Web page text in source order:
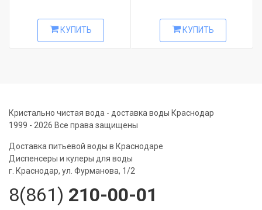
КУПИТЬ КУПИТЬ
Кристально чистая вода - доставка воды Краснодар
1999 - 2026 Все права защищены
Доставка питьевой воды в Краснодаре
Диспенсеры и кулеры для воды
г. Краснодар, ул. Фурманова, 1/2
8(861) 210-00-01